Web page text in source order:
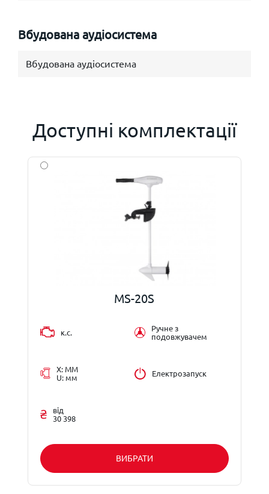
Вбудована аудіосистема
Вбудована аудіосистема
Доступні комплектації
MS-20S
к.с.
Ручне з
подовжувачем
X: ММ
U: мм
Електрозапуск
від
30 398
ВИБРАТИ